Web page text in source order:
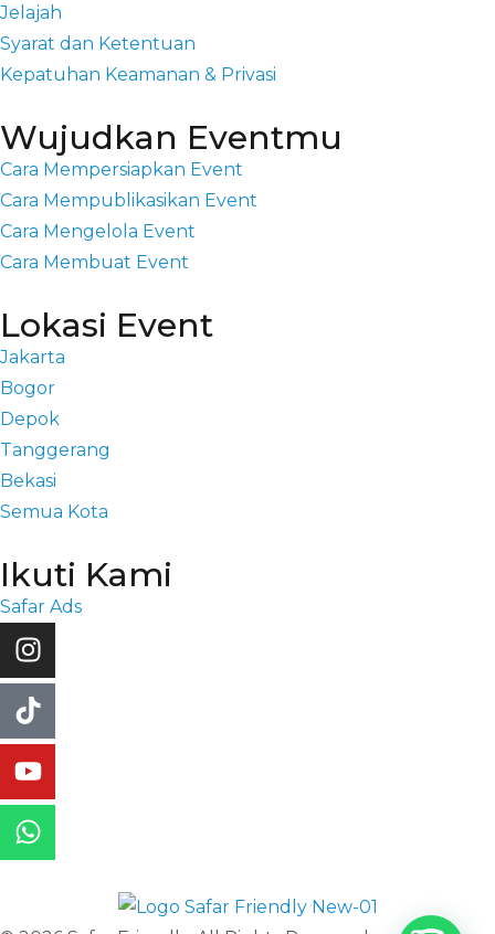
Jelajah
Syarat dan Ketentuan
Kepatuhan Keamanan & Privasi
Wujudkan Eventmu
Cara Mempersiapkan Event
Cara Mempublikasikan Event
Cara Mengelola Event
Cara Membuat Event
Lokasi Event
Jakarta
Bogor
Depok
Tanggerang
Bekasi
Semua Kota
Ikuti Kami
Safar Ads